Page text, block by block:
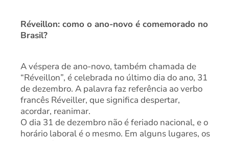
Réveillon: como o ano-novo é comemorado no
Brasil?
A véspera de ano-novo, também chamada de
“Réveillon”, é celebrada no último dia do ano, 31
de dezembro. A palavra faz referência ao verbo
francês Réveiller, que significa despertar,
acordar, reanimar.
O dia 31 de dezembro não é feriado nacional, e o
horário laboral é o mesmo. Em alguns lugares, os